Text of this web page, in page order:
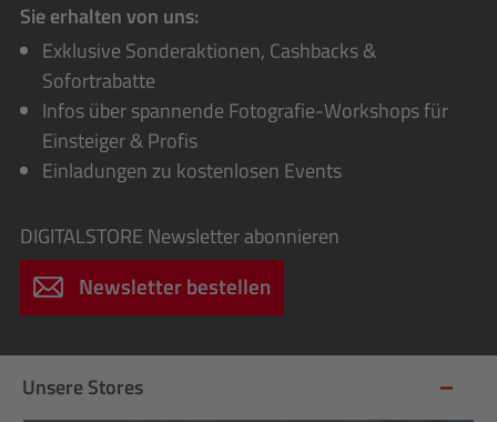
Sie erhalten von uns:
Exklusive Sonderaktionen, Cashbacks &
Sofortrabatte
Infos über spannende Fotografie-Workshops für
Einsteiger & Profis
Einladungen zu kostenlosen Events
DIGITALSTORE Newsletter abonnieren
Newsletter bestellen
Unsere Stores